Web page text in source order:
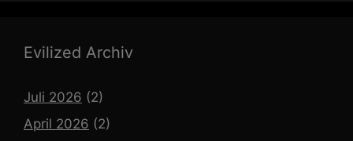
Evilized Archiv
Juli 2026 (2)
April 2026 (2)